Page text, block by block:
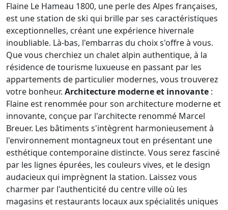
Flaine Le Hameau 1800, une perle des Alpes françaises,
est une station de ski qui brille par ses caractéristiques
exceptionnelles, créant une expérience hivernale
inoubliable. Là-bas, l'embarras du choix s'offre à vous.
Que vous cherchiez un chalet alpin authentique, à la
résidence de tourisme luxueuse en passant par les
appartements de particulier modernes, vous trouverez
votre bonheur. Architecture moderne et innovante :
Flaine est renommée pour son architecture moderne et
innovante, conçue par l'architecte renommé Marcel
Breuer. Les bâtiments s'intègrent harmonieusement à
l'environnement montagneux tout en présentant une
esthétique contemporaine distincte. Vous serez fasciné
par les lignes épurées, les couleurs vives, et le design
audacieux qui imprègnent la station. Laissez vous
charmer par l'authenticité du centre ville où les
magasins et restaurants locaux aux spécialités uniques